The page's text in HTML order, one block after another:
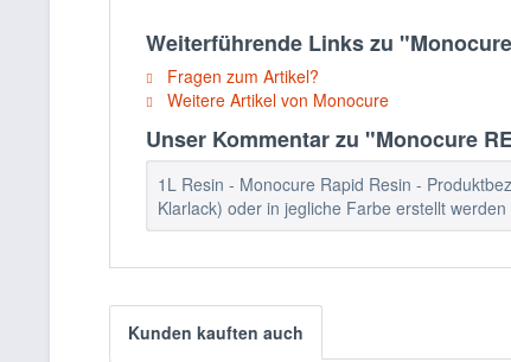
Weiterführende Links zu
Fragen zum Artikel?
Weitere Artikel von Monocure
Unser Kommentar zu "Monocure
1L Resin - Monocure Rapid Resin -
Klarlack) oder in jegliche Farbe erstellt werden
Kunden kauften auch